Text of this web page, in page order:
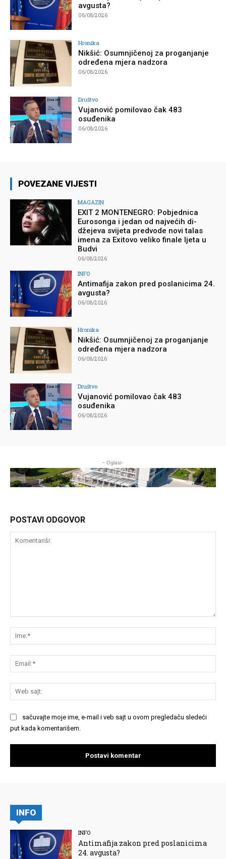
avgusta?
06/08/2026
Hronika
Nikšić: Osumnjičenoj za proganjanje
određena mjera nadzora
06/08/2026
Društvo
Vujanović pomilovao čak 483
osuđenika
06/08/2026
POVEZANE VIJESTI
MAGAZIN
EXIT 2 MONTENEGRO: Pobjednica
Eurosonga i jedan od najvećih di-
džejeva svijeta predvode novi talas
imena za Exitovo veliko finale ljeta u
Budvi
06/08/2026
INFO
Antimafija zakon pred poslanicima 24.
avgusta?
06/08/2026
Hronika
Nikšić: Osumnjičenoj za proganjanje
određena mjera nadzora
06/08/2026
Društvo
Vujanović pomilovao čak 483
osuđenika
06/08/2026
- Oglasi-
POSTAVI ODGOVOR
sačuvajte moje ime, e-mail i veb sajt u ovom pregledaču sledeći
put kada komentarišem.
INFO
INFO
Antimafija zakon pred poslanicima
24. avgusta?